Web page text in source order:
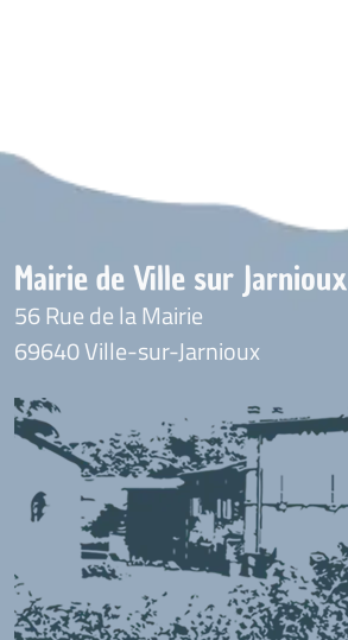
Mairie de Ville sur Jarnioux
56 Rue de la Mairie
69640 Ville-sur-Jarnioux